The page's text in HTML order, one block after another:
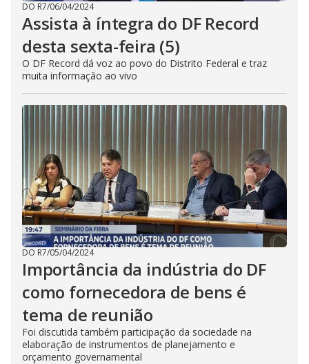
DO R7/06/04/2024
Assista à íntegra do DF Record
desta sexta-feira (5)
O DF Record dá voz ao povo do Distrito Federal e traz
muita informação ao vivo
DO R7/05/04/2024
Importância da indústria do DF
como fornecedora de bens é
tema de reunião
Foi discutida também participação da sociedade na
elaboração de instrumentos de planejamento e
orçamento governamental